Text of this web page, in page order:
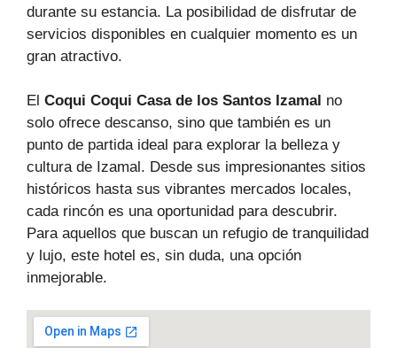
durante su estancia. La posibilidad de disfrutar de
servicios disponibles en cualquier momento es un
gran atractivo.
El Coqui Coqui Casa de los Santos Izamal no
solo ofrece descanso, sino que también es un
punto de partida ideal para explorar la belleza y
cultura de Izamal. Desde sus impresionantes sitios
históricos hasta sus vibrantes mercados locales,
cada rincón es una oportunidad para descubrir.
Para aquellos que buscan un refugio de tranquilidad
y lujo, este hotel es, sin duda, una opción
inmejorable.